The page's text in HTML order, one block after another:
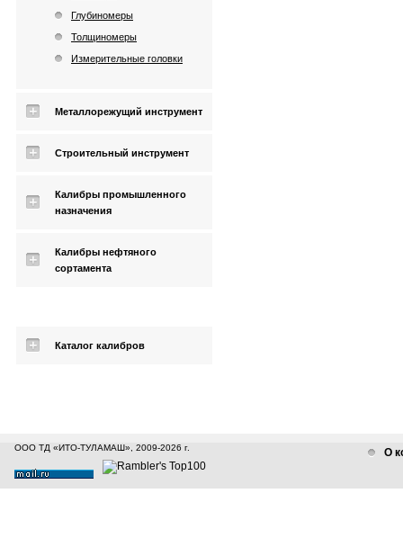
Глубиномеры
Толщиномеры
Измерительные головки
Металлорежущий инструмент
Строительный инструмент
Калибры промышленного
назначения
Калибры нефтяного
сортамента
Каталог калибров
ООО ТД «ИТО-ТУЛАМАШ», 2009-2026 г. О